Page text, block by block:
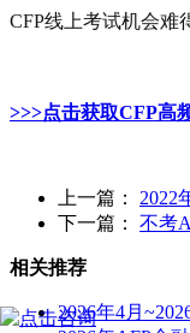
CFP线上考试机会难
>>>点击获取CFP高
上一篇：
2022
下一篇：
不考
相关推荐
2026年4月